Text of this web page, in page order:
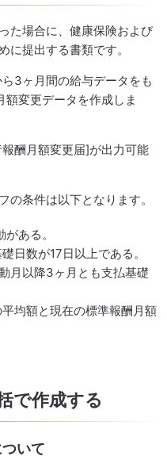
た場合に、健康保険および
に提出する書類です。
3ヶ月間の給与データをも
変更データを作成しま
酬月額変更届]が出力可能
の条件は以下となります。
ある。
日数が17日以上である。
月以降3ヶ月とも支払基礎
均額と現在の標準報酬月額
で作成する
いて